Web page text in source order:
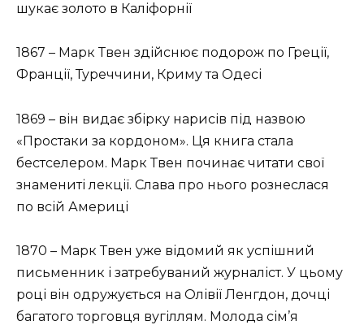
шукає золото в Каліфорнії
1867 – Марк Твен здійснює подорож по Греції,
Франції, Туреччини, Криму та Одесі
1869 – він видає збірку нарисів під назвою
«Простаки за кордоном». Ця книга стала
бестселером. Марк Твен починає читати свої
знамениті лекції. Слава про нього рознеслася
по всій Америці
1870 – Марк Твен уже відомий як успішний
письменник і затребуваний журналіст. У цьому
році він одружується на Олівії Ленгдон, дочці
багатого торговця вугіллям. Молода сім’я